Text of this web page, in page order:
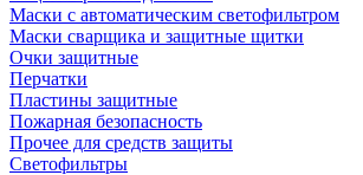
Маски с автоматическим светофильтром
Маски сварщика и защитные щитки
Очки защитные
Перчатки
Пластины защитные
Пожарная безопасность
Прочее для средств защиты
Светофильтры